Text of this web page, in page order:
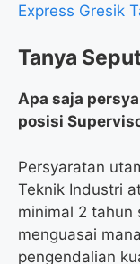
Express Gresik
Tanya
Apa saja
posisi
Persyaratan
Teknik Industri
minimal 2 tahun
menguasai
pengendalian